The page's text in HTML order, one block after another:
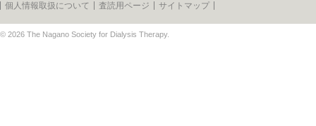
個人情報取扱について
査読用ページ サイトマップ
© 2026 The Nagano Society for Dialysis Therapy.